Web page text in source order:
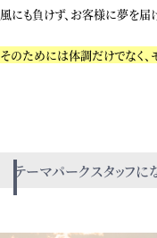
風にも負けず、お客様に夢を届
そのためには体調だけでなく、
テーマパークスタッフ